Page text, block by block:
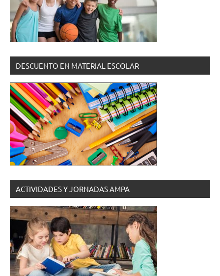
DESCUENTO EN MATERIAL ESCOLAR
ACTIVIDADES Y JORNADAS AMPA